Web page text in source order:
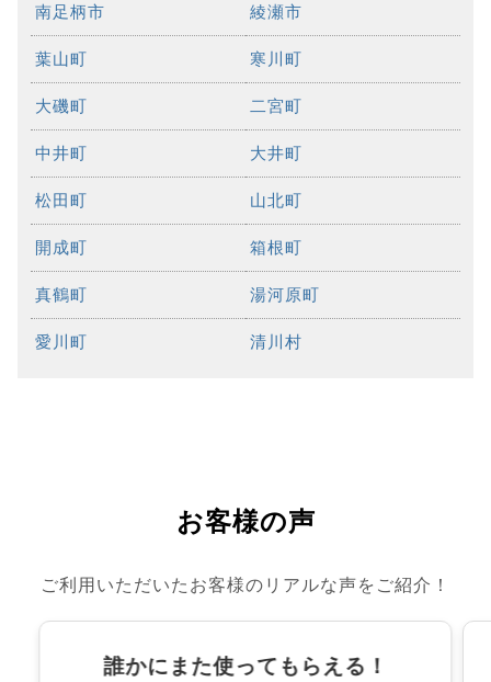
南足柄市 綾瀬市
葉山町 寒川町
大磯町 二宮町
中井町 大井町
松田町 山北町
開成町 箱根町
真鶴町 湯河原町
愛川町 清川村
お客様の声
ご利用いただいたお客様のリアルな声をご紹介！
誰かにまた使ってもらえる！